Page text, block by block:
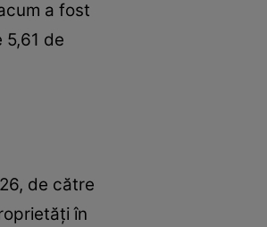
a fost
de
de către
în